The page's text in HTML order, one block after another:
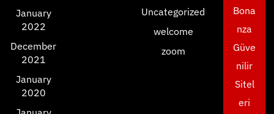
January
2022
December
2021
January
2020
Uncategorized
welcome
zoom
Bona
nza
Güve
nilir
Sitel
eri